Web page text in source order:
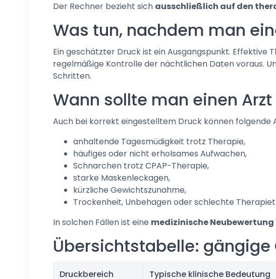
Der Rechner bezieht sich ausschließlich auf den
Was tun, nachdem man
Ein geschätzter Druck ist ein Ausgangspunkt. Effektive
regelmäßige Kontrolle der nächtlichen Daten voraus.
Schritten.
Wann sollte man einen
Auch bei korrekt eingestelltem Druck können
anhaltende Tagesmüdigkeit trotz Therapie,
häufiges oder nicht erholsames Aufwachen,
Schnarchen trotz CPAP-Therapie,
starke Maskenleckagen,
kürzliche Gewichtszunahme,
Trockenheit, Unbehagen oder schlechte
In solchen Fällen ist eine medizinische Neubewertung
Übersichtstabelle: gängige
Druckbereich Typische klinische Bedeutung